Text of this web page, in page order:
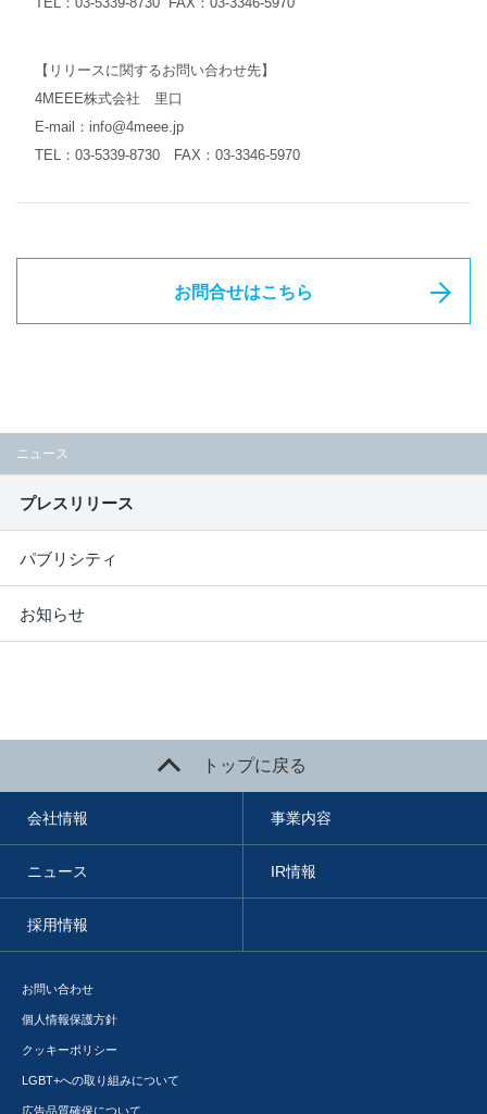
【リリースに関するお問い合わせ先】
4MEEE株式会社 里口
E-mail： info@4meee.jp
TEL：03-5339-8730 FAX：03-3346-5970
お問合せはこちら
ニュース
プレスリリース
パブリシティ
お知らせ
トップに戻る
会社情報 事業内容
ニュース IR情報
採用情報
お問い合わせ
個人情報保護方針
クッキーポリシー
LGBT+への取り組みについて
広告品質確保について